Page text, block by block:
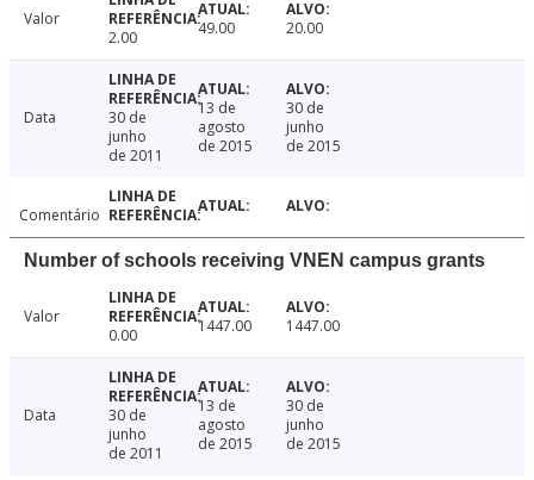
Valor
2.00
49.00 20.00
Data
30 de
junho
de 2011
13 de
agosto
de 2015
30 de
junho
de 2015
Comentário
Number of schools receiving VNEN campus grants
Valor
0.00
1447.00 1447.00
Data
30 de
junho
de 2011
13 de
agosto
de 2015
30 de
junho
de 2015